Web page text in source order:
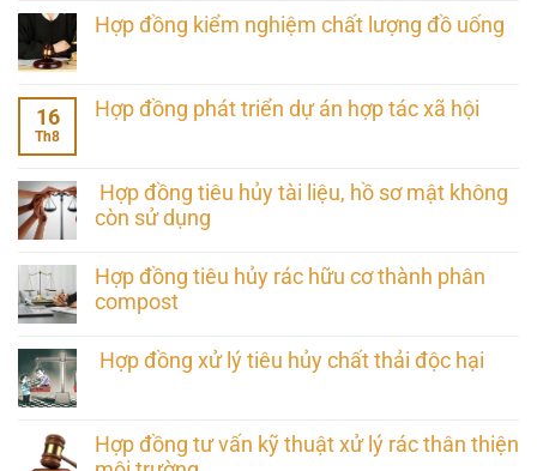
Hợp đồng kiểm nghiệm chất lượng đồ uống
16
Th8
Hợp đồng phát triển dự án hợp tác xã hội
Hợp đồng tiêu hủy tài liệu, hồ sơ mật không
còn sử dụng
Hợp đồng tiêu hủy rác hữu cơ thành phân
compost
Hợp đồng xử lý tiêu hủy chất thải độc hại
Hợp đồng tư vấn kỹ thuật xử lý rác thân thiện